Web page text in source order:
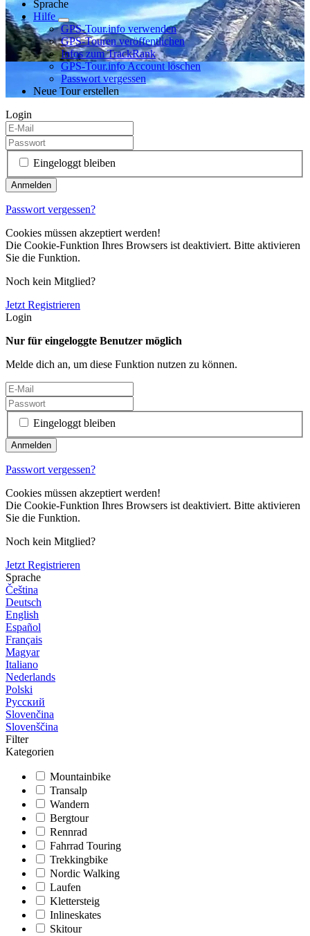
Sprache
Hilfe
GPS-Tour.info verwenden
GPS-Touren veröffentlichen
Infos zum TrackRank
GPS-Tour.info Account löschen
Passwort vergessen
Neue Tour erstellen
Login
Eingeloggt bleiben
Passwort vergessen?
Cookies müssen akzeptiert werden!
Die Cookie-Funktion Ihres Browsers ist deaktiviert. Bitte aktivieren
Sie die Funktion.
Noch kein Mitglied?
Jetzt Registrieren
Login
Nur für eingeloggte Benutzer möglich
Melde dich an, um diese Funktion nutzen zu können.
Eingeloggt bleiben
Passwort vergessen?
Cookies müssen akzeptiert werden!
Die Cookie-Funktion Ihres Browsers ist deaktiviert. Bitte aktivieren
Sie die Funktion.
Noch kein Mitglied?
Jetzt Registrieren
Sprache
Čeština
Deutsch
English
Español
Français
Magyar
Italiano
Nederlands
Polski
Русский
Slovenčina
Slovenščina
Filter
Kategorien
Mountainbike
Transalp
Wandern
Bergtour
Rennrad
Fahrrad Touring
Trekkingbike
Nordic Walking
Laufen
Klettersteig
Inlineskates
Skitour